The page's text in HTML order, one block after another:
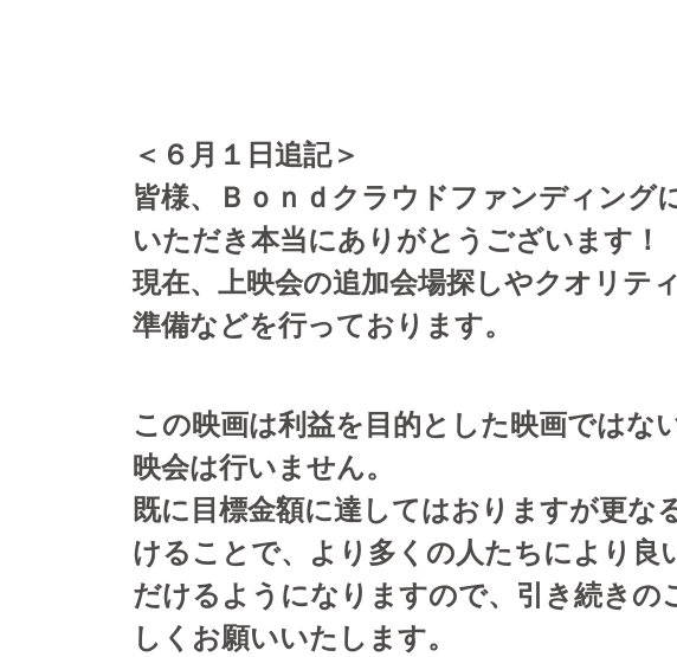
＜６月１日追記＞
皆様、Ｂｏｎｄクラウドファンディング
いただき本当にありがとうございます！
現在、上映会の追加会場探しやクオリテ
準備などを行っております。
この映画は利益を目的とした映画ではな
映会は行いません。
既に目標金額に達してはおりますが更な
けることで、より多くの人たちにより良
だけるようになりますので、引き続きの
しくお願いいたします。